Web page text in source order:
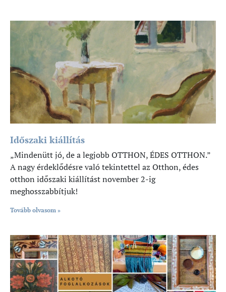
Időszaki kiállítás
„Mindenütt jó, de a legjobb OTTHON, ÉDES OTTHON.”
A nagy érdeklődésre való tekintettel az Otthon, édes
otthon időszaki kiállítást november 2-ig
meghosszabbítjuk!
Tovább olvasom »